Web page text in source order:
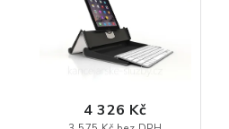
4 326 Kč